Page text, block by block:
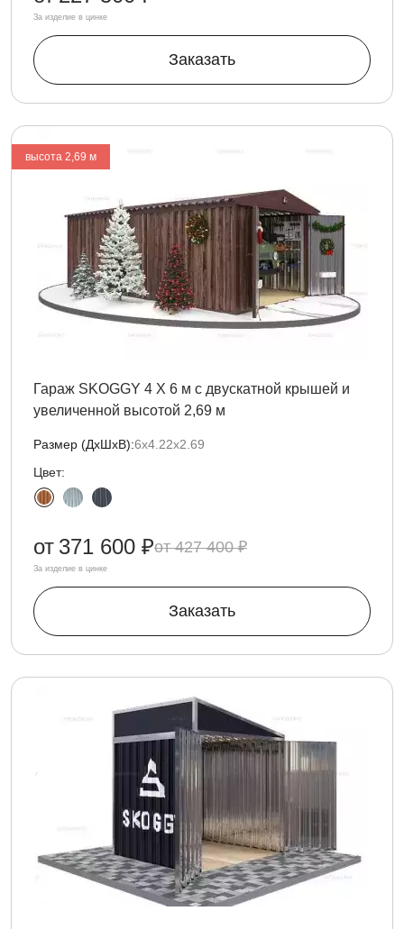
За изделие в цинке
Заказать
высота 2,69 м
Гараж SKOGGY 4 Х 6 м с двускатной крышей и
увеличенной высотой 2,69 м
Размер (ДxШxВ):6х4.22х2.69
Цвет:
427 400 ₽
от 371 600 ₽
За изделие в цинке
Заказать